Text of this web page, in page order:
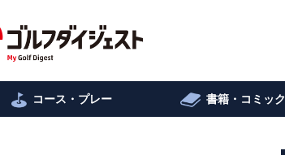
コース・プレー 書籍・コミック